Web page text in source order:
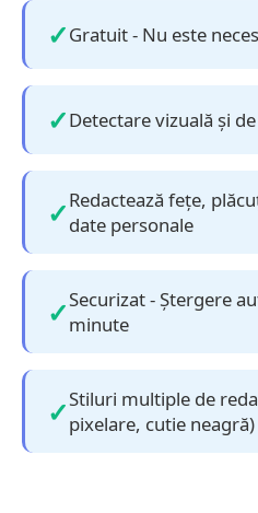
Gratuit - Nu este
Detectare vizuală și
Redactează fețe,
date personale
Securizat - Ștergere
minute
Stiluri multiple de
pixelare, cutie neagră)